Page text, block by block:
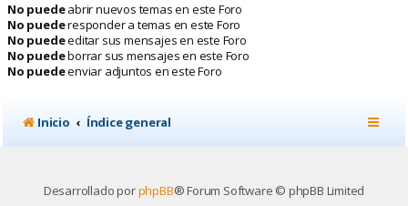
No puedeabrir nuevos temas en este Foro
No puederesponder a temas en este Foro
No puedeeditar sus mensajes en este Foro
No puedeborrar sus mensajes en este Foro
No puedeenviar adjuntos en este Foro
Inicio Índice general
Desarrollado porphpBB® Forum Software © phpBB Limited